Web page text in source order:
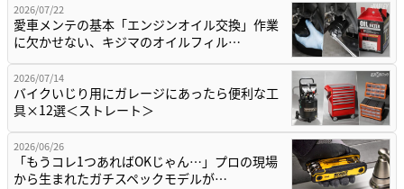
2026/07/22
愛車メンテの基本「エンジンオイル交換」作業
に欠かせない、キジマのオイルフィル…
2026/07/14
バイクいじり用にガレージにあったら便利な工
具×12選＜ストレート＞
2026/06/26
「もうコレ1つあればOKじゃん…」プロの現場
から生まれたガチスペックモデルが…